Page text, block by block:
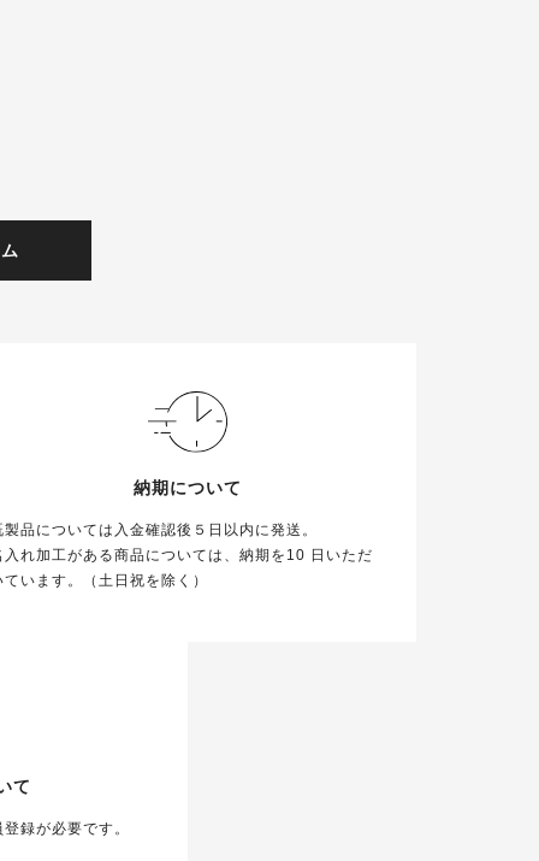
納期について
製品については入金確認後５日以内に発送。
入れ加工がある商品については、納期を10 日いただ
ています。（土日祝を除く）
て
録が必要です。